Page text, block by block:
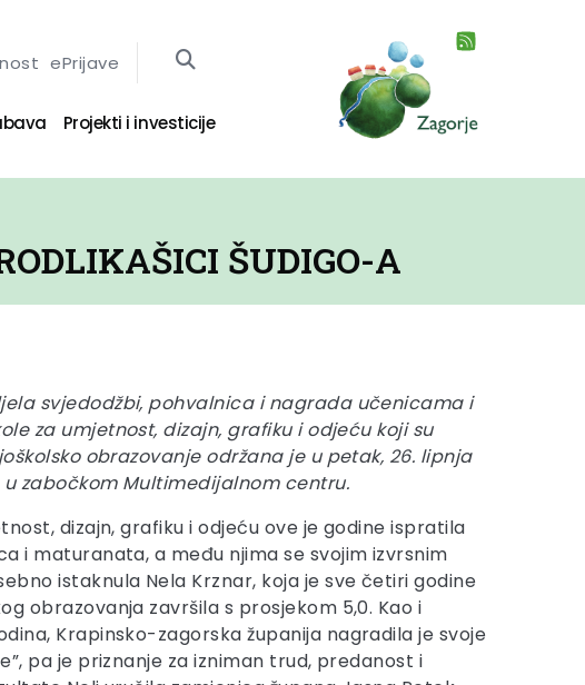
ePrijave
Projekti i investicije
ŠUDIGO-A
svjedodžbi, pohvalnica i nagrada učenicama i
za umjetnost, dizajn, grafiku i odjeću koji su
obrazovanje održana je u petak, 26. lipnja
u zabočkom Multimedijalnom centru.
dizajn, grafiku i odjeću ove je godine ispratila
i maturanata, a među njima se svojim izvrsnim
istaknula Nela Krznar, koja je sve četiri godine
obrazovanja završila s prosjekom 5,0. Kao i
Krapinsko-zagorska županija nagradila je svoje
pa je priznanje za izniman trud, predanost i